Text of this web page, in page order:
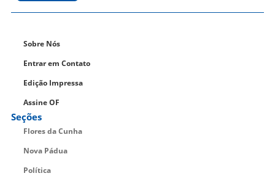
Sobre Nós
Entrar em Contato
Edição Impressa
Assine OF
Seções
Flores da Cunha
Nova Pádua
Política